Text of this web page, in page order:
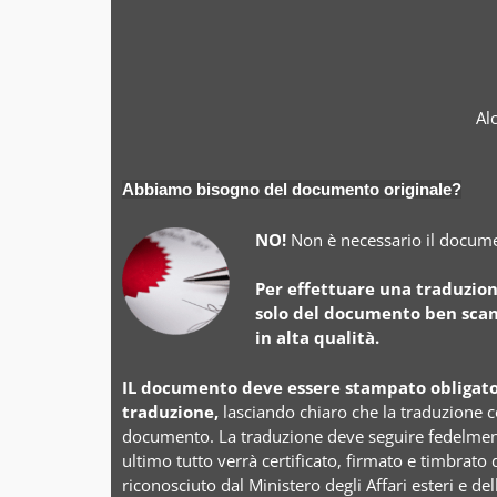
Abbiamo bisogno del documento originale?
NO!Non è necessario il
Per effettuare una
solo del documento ben
in alta qualità.
IL documento deve essere stampato
traduzione, lasciando chiaro che la traduzione
documento. La traduzione deve seguire
ultimo tutto verrà certificato, firmato e timbrato
riconosciuto dal Ministero degli Affari esteri e